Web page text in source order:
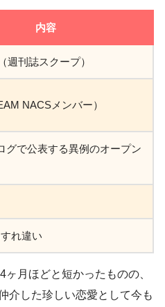
内容
週刊誌スクープ）
NACSメンバー）
グで公表する異例のオープン
れ違い
月ほどと短かったものの、
介した珍しい恋愛として今も